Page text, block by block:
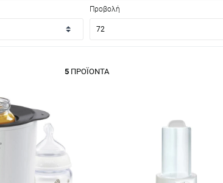
Προβολή
5ΠΡΟΪΌΝΤΑ